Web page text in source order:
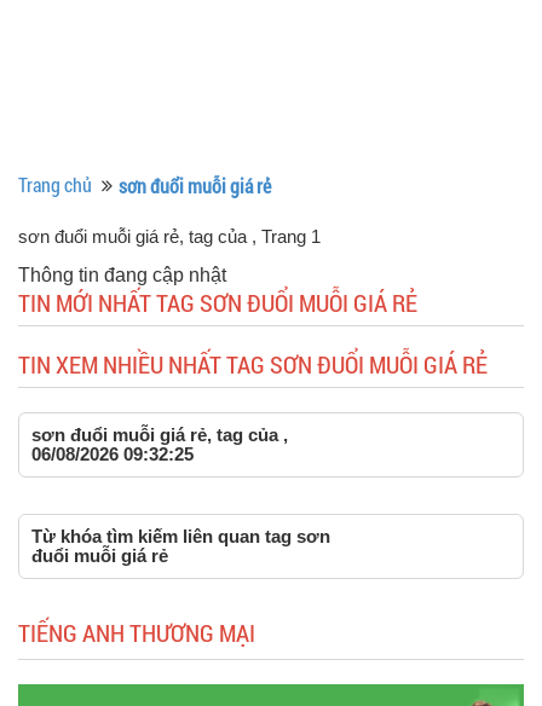
Trang chủ sơn đuổi muỗi giá rẻ
sơn đuổi muỗi giá rẻ, tag của , Trang 1
Thông tin đang cập nhật
TIN MỚI NHẤT TAG SƠN ĐUỔI MUỖI GIÁ RẺ
TIN XEM NHIỀU NHẤT TAG SƠN ĐUỔI MUỖI GIÁ RẺ
sơn đuổi muỗi giá rẻ, tag của ,
06/08/2026 09:32:25
Từ khóa tìm kiếm liên quan tag sơn
đuổi muỗi giá rẻ
TIẾNG ANH THƯƠNG MẠI